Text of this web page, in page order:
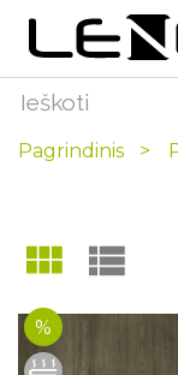
Pagrindinis
%